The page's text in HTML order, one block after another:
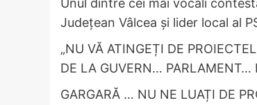
Județean Vâlcea și lider local al
„NU VĂ ATINGEȚI DE
DE LA GUVERN… PARLAMENT…
GARGARĂ … NU NE LUAȚI DE